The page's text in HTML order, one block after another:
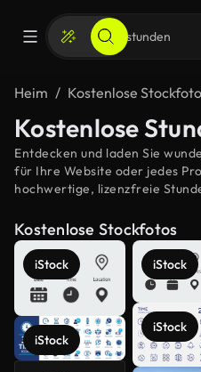
Heim Kostenlose
Kostenlose
Entdecken und laden Sie
für Ihre Website oder jedes
hochwertige, lizenzfreie
Kostenlose Stockfotos
iStock
iStock
iStock
iStock